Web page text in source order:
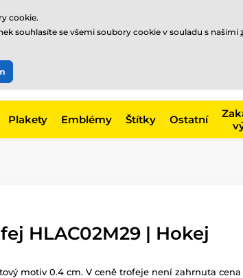
255
nám
Plakety Emblémy Štítky Ostatní
HLAC02M29 | Hokej
motiv 0.4 cm. V ceně trofeje není zahrnuta
cookie.
souhlasíte se všemi soubory cookie v souladu s našimi